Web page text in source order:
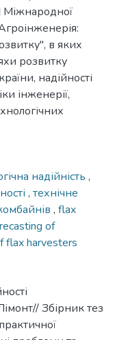
Міжнародної
в яких
розвитку
надійності
інженерії,
надійність ,
, технічне
, flax
of
flax harvesters
Збірник тез